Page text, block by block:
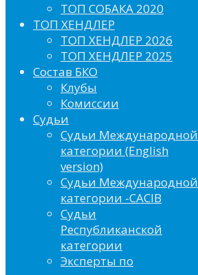
ТОП СОБАКА 2020
ТОП ХЕНДЛЕР
ТОП ХЕНДЛЕР 2026
ТОП ХЕНДЛЕР 2025
Состав БКО
Клубы
Комиссии
Судьи
Судьи Международной
категории (English
version)
Судьи Международной
категории -CACIB
Судьи
Республиканской
категории
Эксперты по